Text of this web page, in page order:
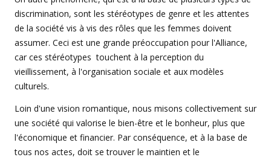
discrimination, sont les stéréotypes de genre et les attentes
de la société vis à vis des rôles que les femmes doivent
assumer. Ceci est une grande préoccupation pour l'Alliance,
car ces stéréotypes touchent à la perception du
vieillissement, à l'organisation sociale et aux modèles
culturels.
Loin d'une vision romantique, nous misons collectivement sur
une société qui valorise le bien-être et le bonheur, plus que
l'économique et financier. Par conséquence, et à la base de
tous nos actes, doit se trouver le maintien et le